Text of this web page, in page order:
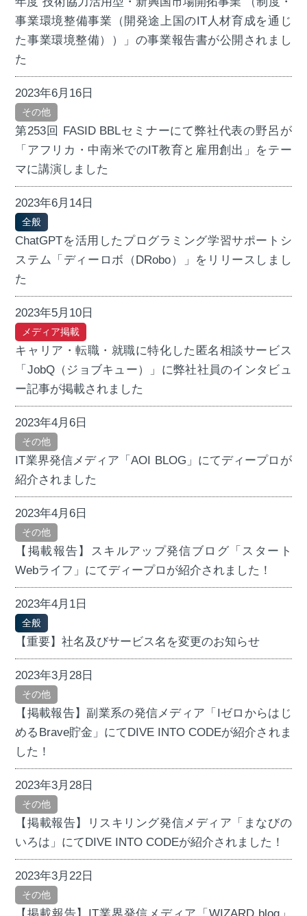
事業環境整備事業（開発途上国のIT人材育成を通じ
た事業環境整備））」の事業報告書が公開されまし
た
2023年6月16日
その他
第253回 FASID BBLセミナーにて弊社代表の野呂が
「アフリカ・中南米でのIT教育と雇用創出」をテー
マに講演しました
2023年6月14日
全般
ChatGPTを活用したプログラミング学習サポートシ
ステム「ディーロボ（DRobo）」をリリースしまし
た
2023年5月10日
メディア掲載
キャリア・転職・就職に特化した匿名相談サービス
「JobQ（ジョブキュー）」に弊社社員のインタビュ
ー記事が掲載されました
2023年4月6日
その他
IT業界発信メディア「AOI BLOG」にてディープロが
紹介されました
2023年4月6日
その他
【掲載報告】スキルアップ発信ブログ「スタート
Webライフ」にてディープロが紹介されました！
2023年4月1日
全般
【重要】社名及びサービス名を変更のお知らせ
2023年3月28日
その他
【掲載報告】副業系の発信メディア「Iゼロからはじ
めるBrave貯金」にてDIVE INTO CODEが紹介されま
した！
2023年3月28日
その他
【掲載報告】リスキリング発信メディア「まなびの
いろは」にてDIVE INTO CODEが紹介されました！
2023年3月22日
その他